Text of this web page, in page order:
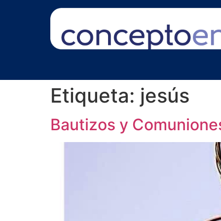
Etiqueta: jesús
Bautizos y